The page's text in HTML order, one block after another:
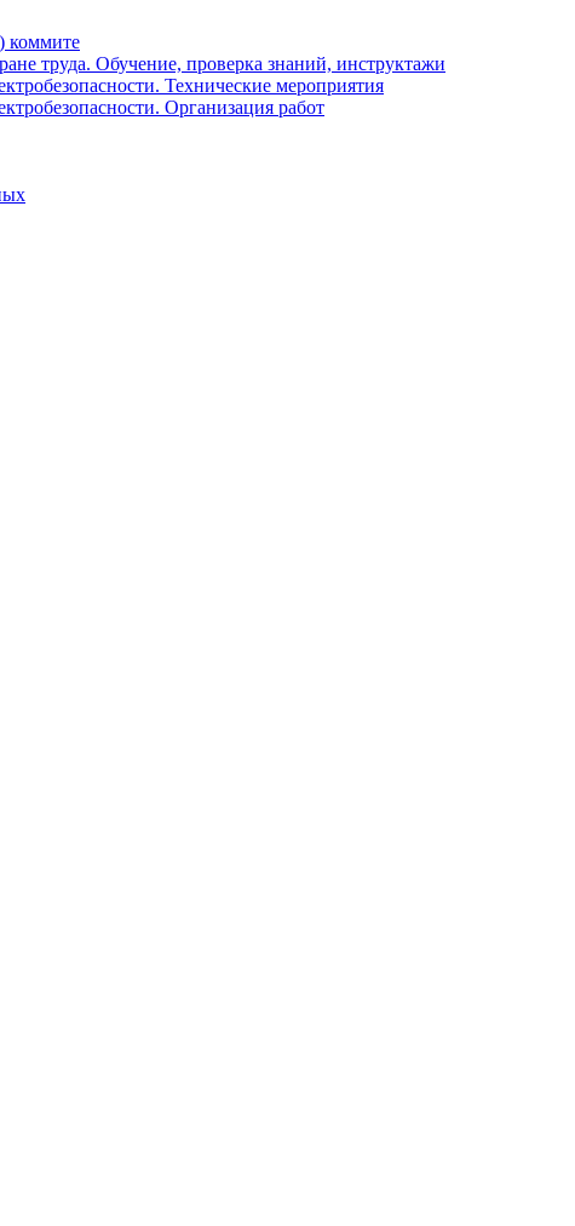
коммите
труда. Обучение, проверка знаний, инструктажи
Технические мероприятия
Организация работ